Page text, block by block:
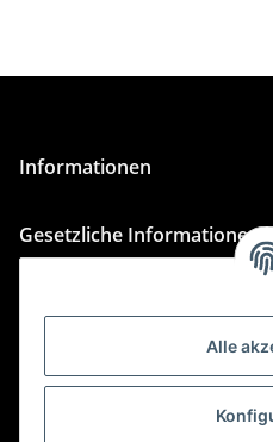
Alle
Informationen
Gesetzliche Informationen
Für Custom Anfragen und
custom@htr-shop.com